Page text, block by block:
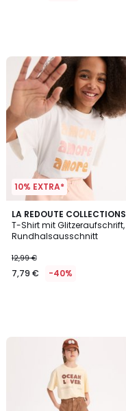
10% EXTRA*
LA REDOUTE COLLECTIONS
T-Shirt mit Glitzeraufschrift,
Rundhalsausschnitt
12,99 €
7,79 € -40%